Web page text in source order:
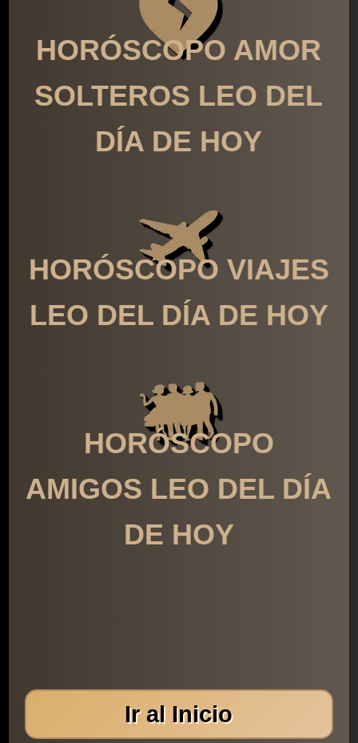
HORÓSCOPO AMOR
SOLTEROS LEO DEL
DÍA DE HOY
HORÓSCOPO VIAJES
LEO DEL DÍA DE HOY
HORÓSCOPO
AMIGOS LEO DEL DÍA
DE HOY
Ir al Inicio